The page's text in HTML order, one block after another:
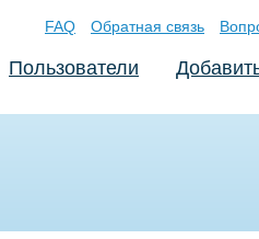
FAQ Обратная связь
Пользователи